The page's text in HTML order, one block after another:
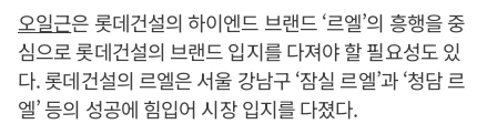
오일근은 롯데건설의 하이엔드 브랜드 ‘르엘’의 흥행을 중
심으로 롯데건설의 브랜드 입지를 다져야 할 필요성도 있
다. 롯데건설의 르엘은 서울 강남구 ‘잠실 르엘’과 ‘청담 르
엘’ 등의 성공에 힘입어 시장 입지를 다졌다.